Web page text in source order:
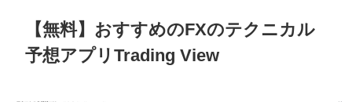
【無料】おすすめのFXのテクニカル
予想アプリTrading View